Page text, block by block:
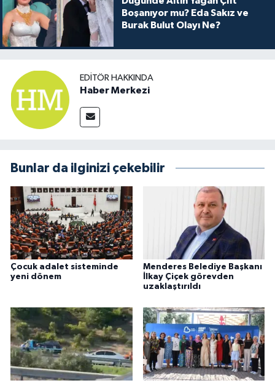
Boşanıyor mu? Eda Sakız ve
Burak Bulut Olayı Ne?
EDITÖR HAKKINDA
Haber Merkezi
Bunlar da ilginizi çekebilir
Çocuk adalet sisteminde
yeni dönem
Menderes Belediye Başkanı
İlkay Çiçek görevden
uzaklaştırıldı